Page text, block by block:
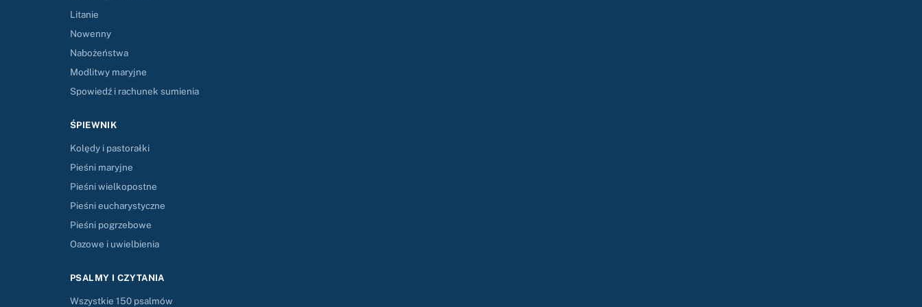
Litanie
Nowenny
Nabożeństwa
Modlitwy maryjne
Spowiedź i rachunek sumienia
ŚPIEWNIK
Kolędy i pastorałki
Pieśni maryjne
Pieśni wielkopostne
Pieśni eucharystyczne
Pieśni pogrzebowe
Oazowe i uwielbienia
PSALMY I CZYTANIA
Wszystkie 150 psalmów